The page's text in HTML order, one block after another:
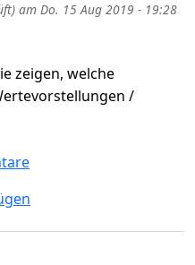
am Do. 15 Aug 2019 - 19:28
zeigen, welche
/
/ Flüchtlinge